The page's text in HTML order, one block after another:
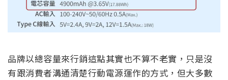
品牌以總容量來行銷這點其實也不算不老實，只是沒
有跟消費者溝通清楚行動電源運作的方式，但大多數